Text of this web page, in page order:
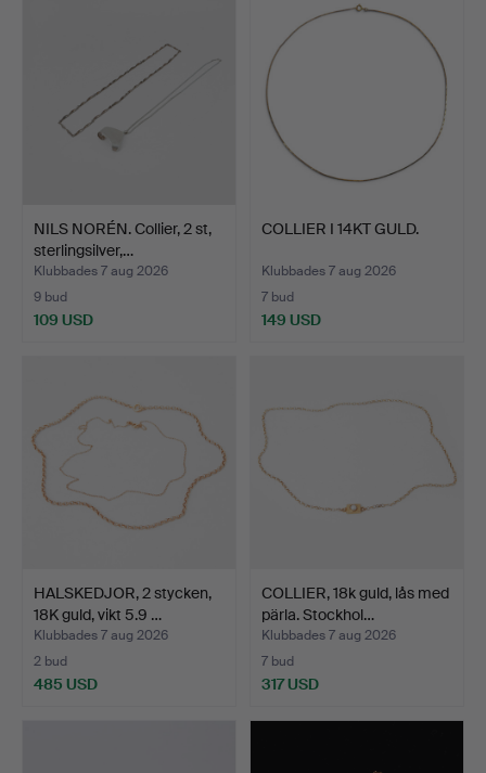
NILS NORÉN. Collier, 2 st,
sterlingsilver,…
Klubbades 7 aug 2026
9 bud
109 USD
COLLIER I 14KT GULD.
Klubbades 7 aug 2026
7 bud
149 USD
HALSKEDJOR, 2 stycken,
18K guld, vikt 5.9 …
Klubbades 7 aug 2026
2 bud
485 USD
COLLIER, 18k guld, lås med
pärla. Stockhol…
Klubbades 7 aug 2026
7 bud
317 USD